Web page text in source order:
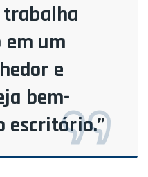
trabalha
em um
e
bem-
escritório.”